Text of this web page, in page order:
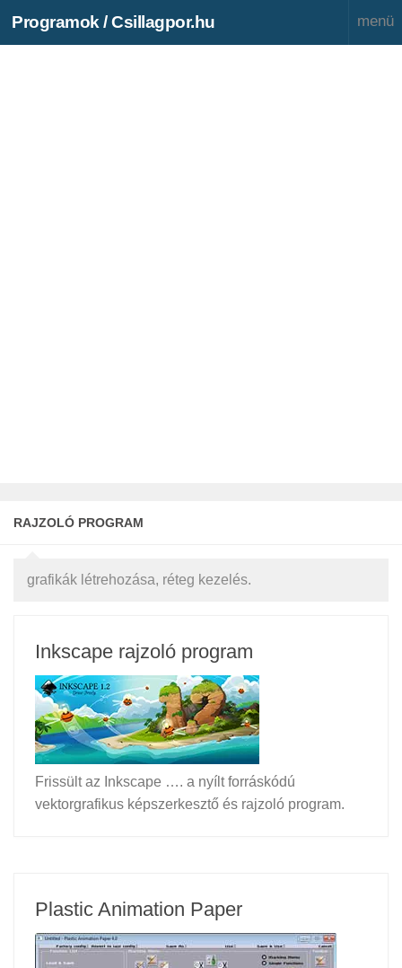
Programok / Csillagpor.hu
RAJZOLÓ PROGRAM
grafikák létrehozása, réteg kezelés.
Inkscape rajzoló program
Frissült az Inkscape …. a nyílt forráskódú
vektorgrafikus képszerkesztő és rajzoló program.
Plastic Animation Paper